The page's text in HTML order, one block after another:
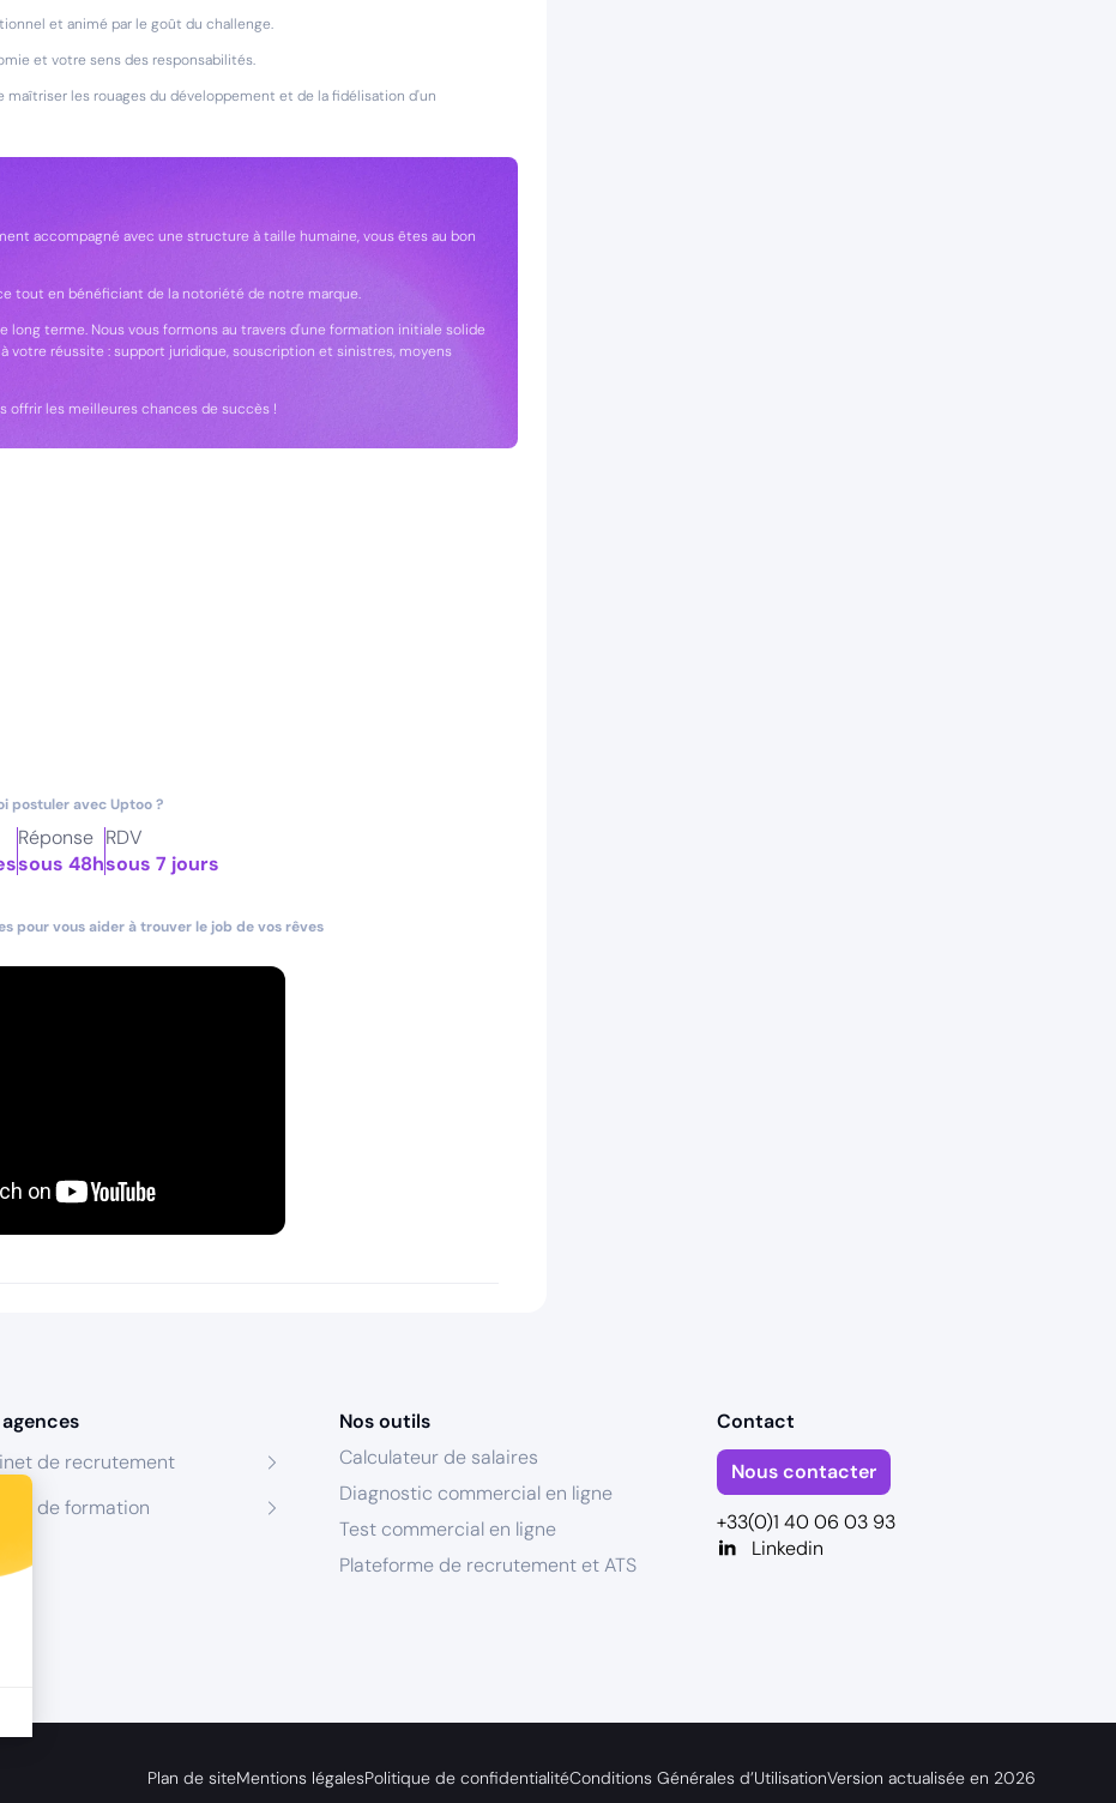
de confidentialité, en garantissant la conformité avec les réglementations. Personnalisez vos préférences pour
et animé par le goût du challenge.
et votre sens des responsabilités.
les rouages du développement et de la fidélisation d'un
accompagné avec une structure à taille humaine, vous êtes au bon
tout en bénéficiant de la notoriété de notre marque.
terme. Nous vous formons au travers d'une formation initiale solide
votre réussite : support juridique, souscription et sinistres, moyens
offrir les meilleures chances de succès !
postuler avec Uptoo ?
Réponse
sous 48h
RDV
sous 7 jours
pour vous aider à trouver le job de vos rêves
de recrutement
de formation
Nos outils
Calculateur de salaires
Diagnostic commercial en ligne
Test commercial en ligne
Plateforme de recrutement et ATS
Contact
Nous contacter
+33(0)1 40 06 03 93
Linkedin
Plan de siteMentions légalesPolitique de confidentialitéConditions Générales d’UtilisationVersion actualisée en 2026